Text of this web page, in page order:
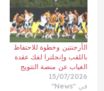
الأرجنتين وخطوة للاحتفاظ
باللقب وإنجلترا لفك عقدة
الغياب عن منصة التتويج
15/07/2026
في "News"